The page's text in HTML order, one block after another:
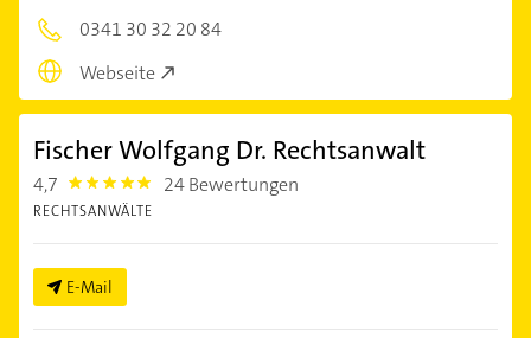
0341 30 32 20 84
Webseite
Fischer Wolfgang Dr. Rechtsanwalt
4,7 4.7000003 24 Bewertungen
RECHTSANWÄLTE
E-Mail